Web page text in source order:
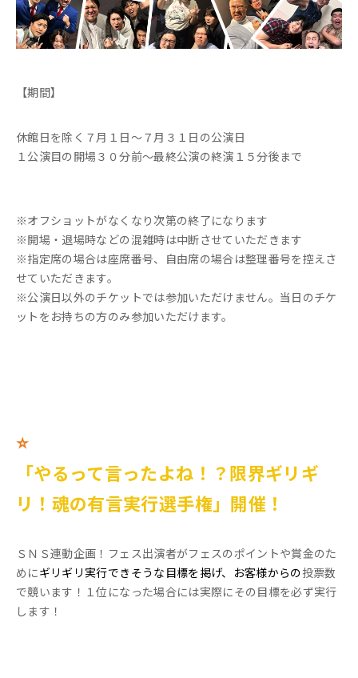
【期間】
休館日を除く７月１日～７月３１日の公演日
１公演目の開場３０分前～最終公演の終演１５分後まで
※オフショットがなくなり次第の終了になります
※開場・退場時などの混雑時は中断させていただきます
※指定席の場合は座席番号、自由席の場合は整理番号を控えさ
せていただきます。
※公演日以外のチケットでは参加いただけません。当日のチケ
ットをお持ちの方のみ参加いただけます。
⭐
「やるって言ったよね！？限界ギリギ
リ！魂の有言実行選手権」開催！
ＳＮＳ連動企画！フェス出演者がフェスのポイントや賞金のた
めにギリギリ実行できそうな目標を掲げ、お客様からの投票数
で競います！１位になった場合には実際にその目標を必ず実行
します！